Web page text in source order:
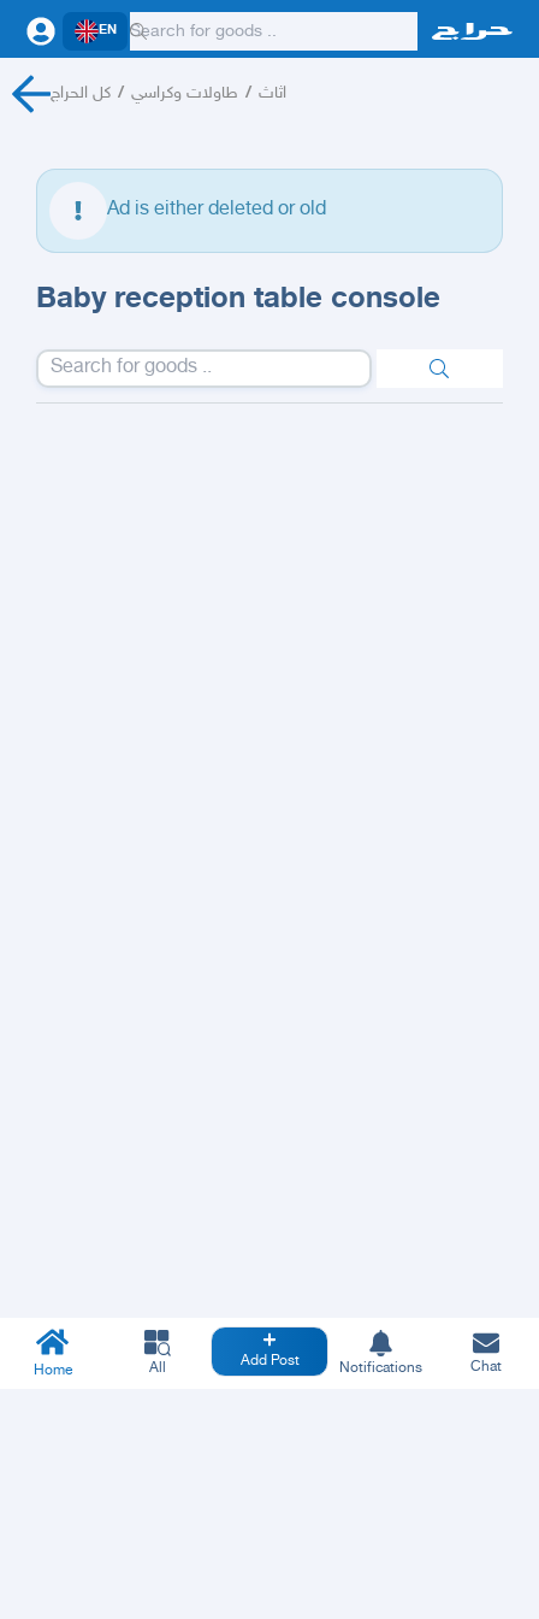
EN
كل الحراج / طاولات وكراسي / اثاث
Ad is either deleted or old
Baby reception table console
Home All Add Post Notifications Chat